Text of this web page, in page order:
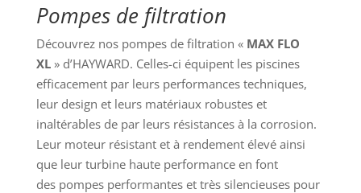
Pompes de filtration
Découvrez nos pompes de filtration « MAX FLO
XL» d’HAYWARD. Celles-ci équipent les piscines
efficacement par leurs performances techniques,
leur design et leurs matériaux robustes et
inaltérables de par leurs résistances à la corrosion.
Leur moteur résistant et à rendement élevé ainsi
que leur turbine haute performance en font
des pompes performantes et très silencieuses pour